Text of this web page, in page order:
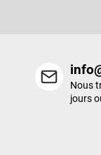
Nous
jours